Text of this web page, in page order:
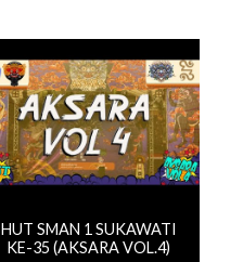
HUT SMAN 1 SUKAWATI
KE-35 (AKSARA VOL.4)